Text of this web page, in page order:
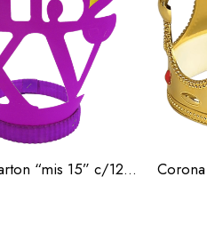
Diadema carton “mis 15” c/12 (Docena)